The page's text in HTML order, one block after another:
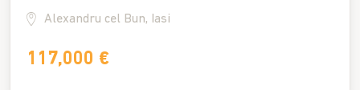
Alexandru cel Bun, Iasi
117,000 €